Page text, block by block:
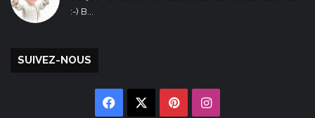
:-) B...
SUIVEZ-NOUS
Facebook PinterestInstagram